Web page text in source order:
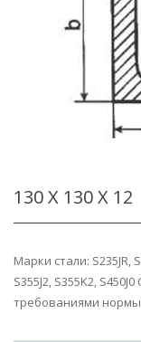
130 Х 130 Х 12
Марки стали: S235JR,
S355J2, S355K2,
требованиями нормы